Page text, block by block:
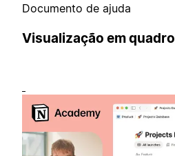
Documento de ajuda
Visualização em quadro